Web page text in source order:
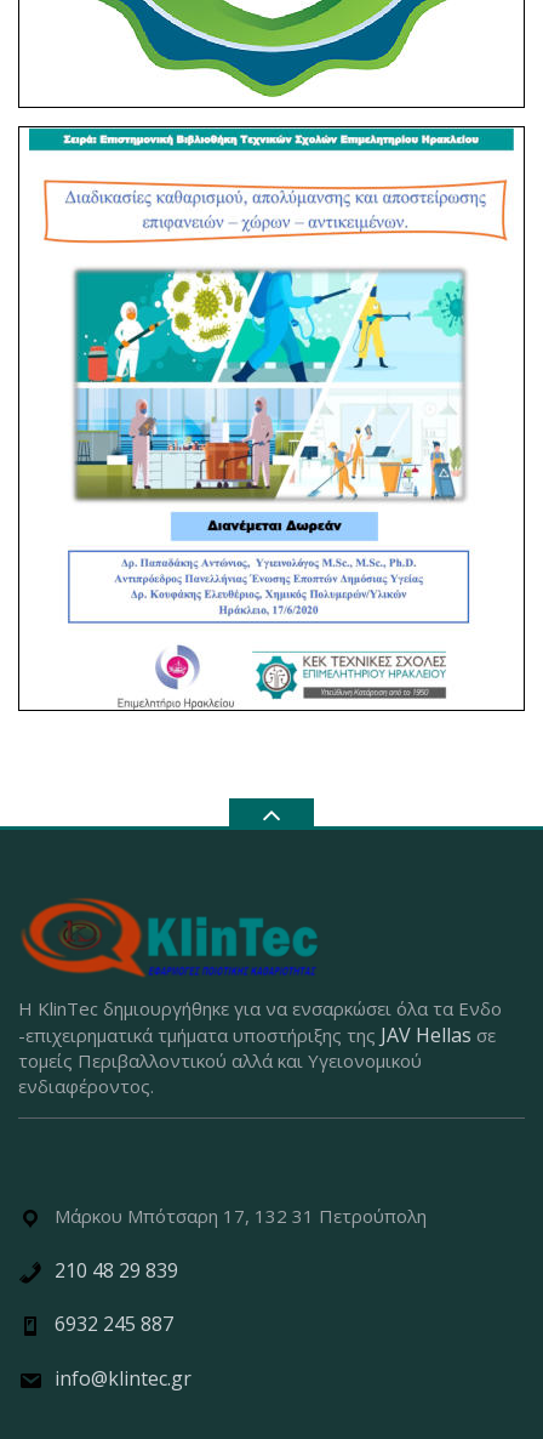
Η KlinTec δημιουργήθηκε για να ενσαρκώσει όλα τα Ενδο
-επιχειρηματικά τμήματα υποστήριξης της JAV Hellas σε
τομείς Περιβαλλοντικού αλλά και Υγειονομικού
ενδιαφέροντος.
Μάρκου Μπότσαρη 17, 132 31 Πετρούπολη
210 48 29 839
6932 245 887
info@klintec.gr